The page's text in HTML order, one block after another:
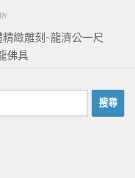
緻雕刻~龍濟公一尺
佛具